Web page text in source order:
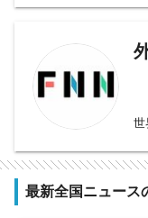
世
ン
京
最新全国ニュース